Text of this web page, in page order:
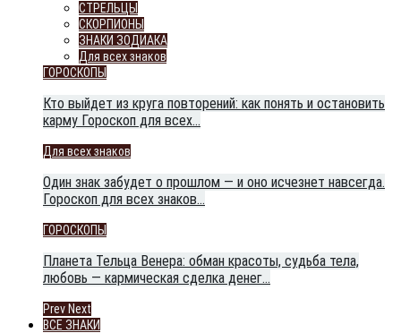
СТРЕЛЬЦЫ
СКОРПИОНЫ
ЗНАКИ ЗОДИАКА
Для всех знаков
ГОРОСКОПЫ
Кто выйдет из круга повторений: как понять и остановить
карму Гороскоп для всех…
Для всех знаков
Один знак забудет о прошлом — и оно исчезнет навсегда.
Гороскоп для всех знаков…
ГОРОСКОПЫ
Планета Тельца Венера: обман красоты, судьба тела,
любовь — кармическая сделка денег…
Prev Next
ВСЕ ЗНАКИ